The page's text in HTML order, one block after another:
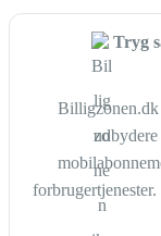
Tryg
Billigzonen.dk